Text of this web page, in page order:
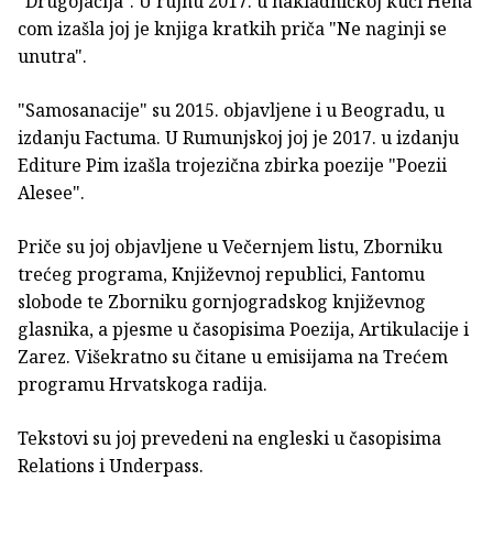
com izašla joj je knjiga kratkih priča "Ne naginji se
unutra".
"Samosanacije" su 2015. objavljene i u Beogradu, u
izdanju Factuma. U Rumunjskoj joj je 2017. u izdanju
Editure Pim izašla trojezična zbirka poezije "Poezii
Alesee".
Priče su joj objavljene u Večernjem listu, Zborniku
trećeg programa, Književnoj republici, Fantomu
slobode te Zborniku gornjogradskog književnog
glasnika, a pjesme u časopisima Poezija, Artikulacije i
Zarez. Višekratno su čitane u emisijama na Trećem
programu Hrvatskoga radija.
Tekstovi su joj prevedeni na engleski u časopisima
Relations i Underpass.